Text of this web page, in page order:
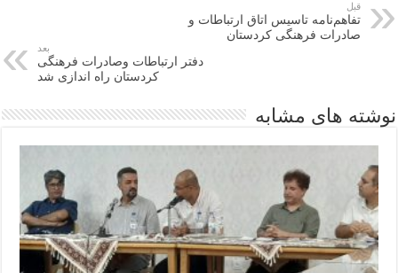
قبل
تفاهم‌نامه تاسیس اتاق ارتباطات و
صادرات فرهنگی کردستان
بعد
دفتر ارتباطات و‌صادرات فرهنگی
کردستان راه اندازی شد
نوشته های مشابه